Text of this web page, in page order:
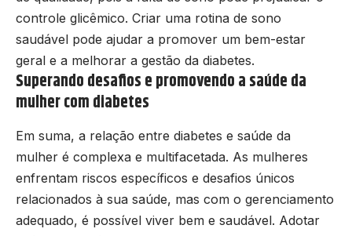
controle glicêmico. Criar uma rotina de sono
saudável pode ajudar a promover um bem-estar
geral e a melhorar a gestão da diabetes.
Superando desafios e promovendo a saúde da
mulher com diabetes
Em suma, a relação entre diabetes e saúde da
mulher é complexa e multifacetada. As mulheres
enfrentam riscos específicos e desafios únicos
relacionados à sua saúde, mas com o gerenciamento
adequado, é possível viver bem e saudável. Adotar